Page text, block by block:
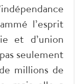
l’esprit
et d’union
seulement
millions de